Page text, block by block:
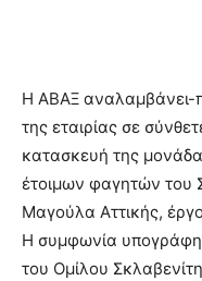
Η ΑΒΑΞ αναλαμβάνει-
της εταιρίας σε
κατασκευή της
έτοιμων φαγητών του
Μαγούλα Αττικής,
Η συμφωνία
του Ομίλου